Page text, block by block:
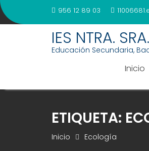
Saltar
al
956 12 89 03
IES NTRA.
Educación Secundaria,
Inicio
ETIQUETA:
Inicio Ecología